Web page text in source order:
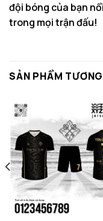
đội bóng của bạn
trong mọi trận đấu!
SẢN PHẨM